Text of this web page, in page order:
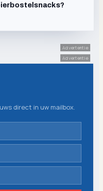
Advertentie
Advertentie
direct in uw mailbox.